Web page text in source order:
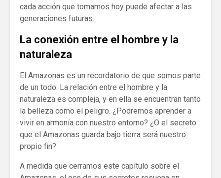
cada acción que tomamos hoy puede afectar a las
generaciones futuras.
La conexión entre el hombre y la
naturaleza
El Amazonas es un recordatorio de que somos parte
de un todo. La relación entre el hombre y la
naturaleza es compleja, y en ella se encuentran tanto
la belleza como el peligro. ¿Podremos aprender a
vivir en armonía con nuestro entorno? ¿O el secreto
que el Amazonas guarda bajo tierra será nuestro
propio fin?
A medida que cerramos este capítulo sobre el